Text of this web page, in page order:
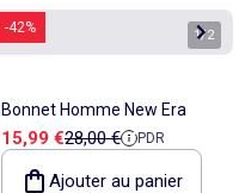
-42% 1/2
Bonnet Homme New Era
Prix de vente
15,99 €Prix de référence
28,00 € PDR
Ajouter au panier